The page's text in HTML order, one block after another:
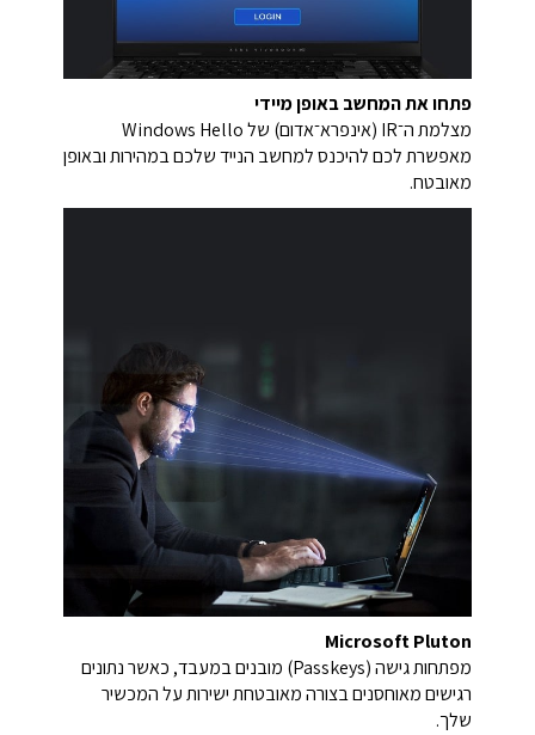
פתחו את המחשב באופן מיידי
מצלמת ה־IR (אינפרא־אדום) של Windows Hello
מאפשרת לכם להיכנס למחשב הנייד שלכם במהירות ובאופן
מאובטח.
Microsoft Pluton
מפתחות גישה (Passkeys) מובנים במעבד, כאשר נתונים
רגישים מאוחסנים בצורה מאובטחת ישירות על המכשיר
שלך.